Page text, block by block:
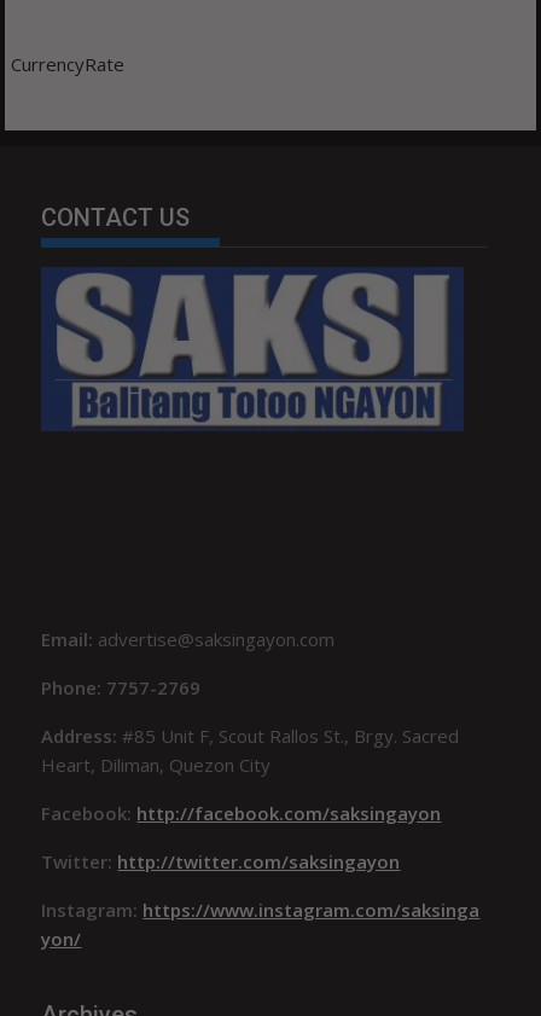
CurrencyRate
CONTACT US
Email: advertise@saksingayon.com
Phone: 7757-2769
Address:#85 Unit F, Scout Rallos St., Brgy. Sacred
Heart, Diliman, Quezon City
Facebook: http://facebook.com/saksingayon
Twitter: http://twitter.com/saksingayon
Instagram: https://www.instagram.com/saksinga
yon/